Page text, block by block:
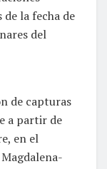
la fecha de
del
de capturas
a partir de
en el